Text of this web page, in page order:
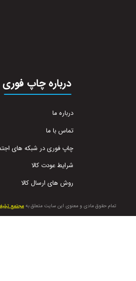
تمام حقوق مادی و معنوی این سایت متعلق به مجتمع
درباره چاپ فوری
درباره ما
تماس با ما
چاپ فوری در شبکه های
شرایط عودت کالا
روش های ارسال کالا